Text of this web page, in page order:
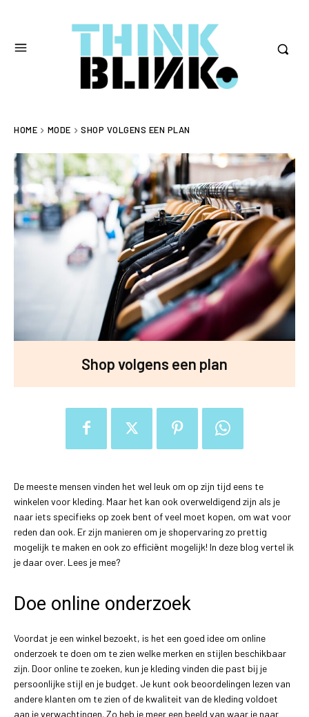
HOME MODE SHOP VOLGENS EEN PLAN
Shop volgens een plan
De meeste mensen vinden het wel leuk om op zijn tijd eens te
winkelen voor kleding. Maar het kan ook overweldigend zijn als je
naar iets specifieks op zoek bent of veel moet kopen, om wat voor
reden dan ook. Er zijn manieren om je shopervaring zo prettig
mogelijk te maken en ook zo efficiënt mogelijk! In deze blog vertel ik
je daar over. Lees je mee?
Doe online onderzoek
Voordat je een winkel bezoekt, is het een goed idee om online
onderzoek te doen om te zien welke merken en stijlen beschikbaar
zijn. Door online te zoeken, kun je kleding vinden die past bij je
persoonlijke stijl en je budget. Je kunt ook beoordelingen lezen van
andere klanten om te zien of de kwaliteit van de kleding voldoet
aan je verwachtingen. Zo heb je meer een beeld van waar je naar